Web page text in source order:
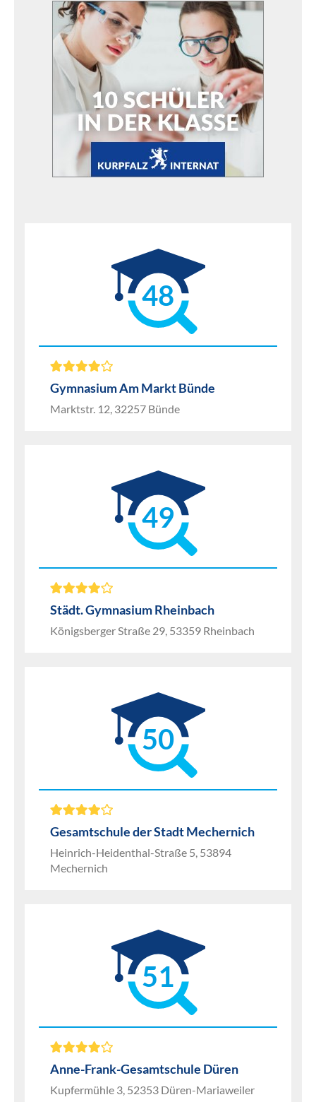
48
Gymnasium Am Markt Bünde
Marktstr. 12, 32257 Bünde
49
Städt. Gymnasium Rheinbach
Königsberger Straße 29, 53359 Rheinbach
50
Gesamtschule der Stadt Mechernich
Heinrich-Heidenthal-Straße 5, 53894
Mechernich
51
Anne-Frank-Gesamtschule Düren
Kupfermühle 3, 52353 Düren-Mariaweiler